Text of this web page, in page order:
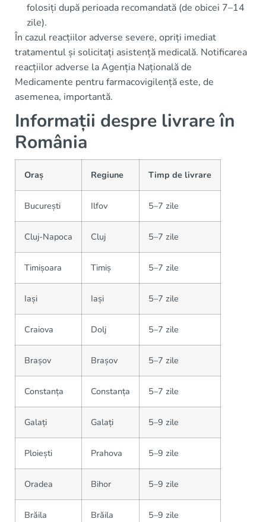
folosiți după perioada recomandată (de obicei 7–14
zile).
În cazul reacțiilor adverse severe, opriți imediat
tratamentul și solicitați asistență medicală. Notificarea
reacțiilor adverse la Agenția Națională de
Medicamente pentru farmacovigilență este, de
asemenea, importantă.
Informații despre livrare în
România
Oraș Regiune Timp de livrare
București Ilfov 5–7 zile
Cluj-Napoca Cluj 5–7 zile
Timișoara Timiș 5–7 zile
Iași Iași 5–7 zile
Craiova Dolj 5–7 zile
Brașov Brașov 5–7 zile
Constanța Constanța 5–7 zile
Galați Galați 5–9 zile
Ploiești Prahova 5–9 zile
Oradea Bihor 5–9 zile
Brăila Brăila 5–9 zile